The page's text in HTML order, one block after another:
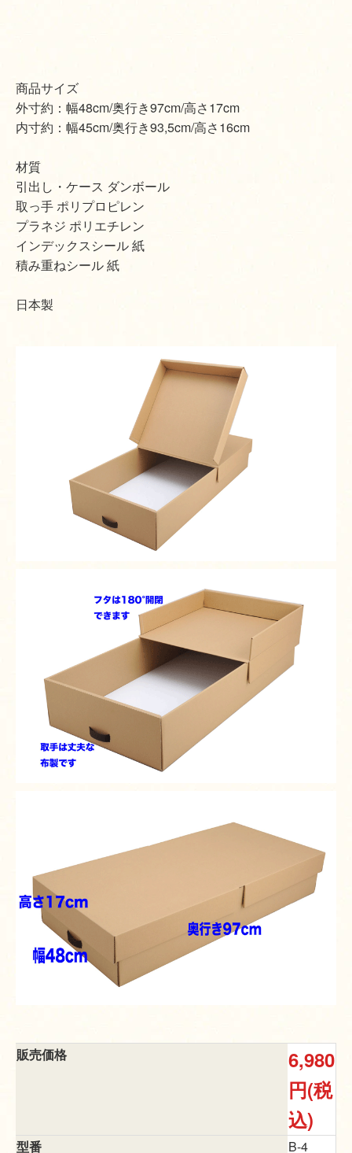
商品サイズ
外寸約：幅48cm/奥行き97cm/高さ17cm
内寸約：幅45cm/奥行き93,5cm/高さ16cm
材質
引出し・ケース ダンボール
取っ手 ポリプロピレン
プラネジ ポリエチレン
インデックスシール 紙
積み重ねシール 紙
日本製
販売価格
6,980
円(税
込)
型番 B-4